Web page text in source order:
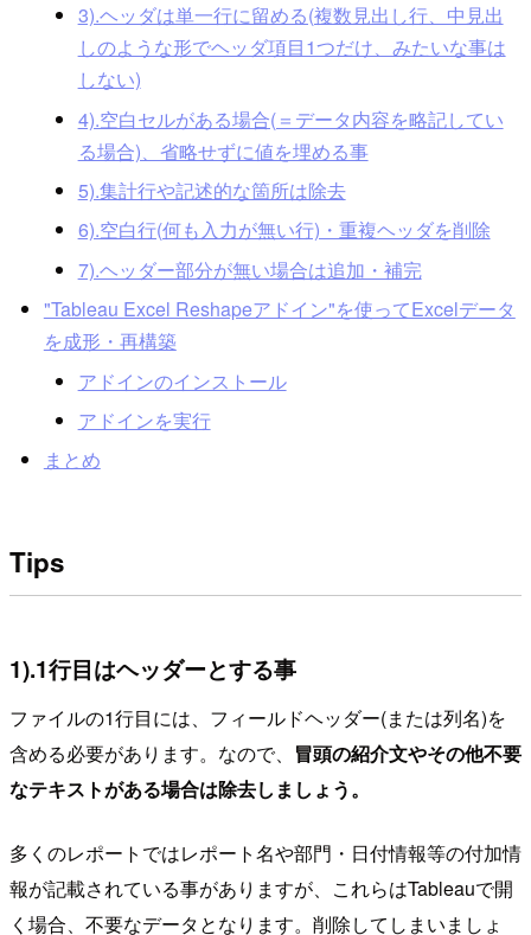
3).ヘッダは単一行に留める(複数見出し行、中見出
しのような形でヘッダ項目1つだけ、みたいな事は
しない)
4).空白セルがある場合(＝データ内容を略記してい
る場合)、省略せずに値を埋める事
5).集計行や記述的な箇所は除去
6).空白行(何も入力が無い行)・重複ヘッダを削除
7).ヘッダー部分が無い場合は追加・補完
"Tableau Excel Reshapeアドイン"を使ってExcelデータ
を成形・再構築
アドインのインストール
アドインを実行
まとめ
Tips
1).1行目はヘッダーとする事
ファイルの1行目には、フィールドヘッダー(または列名)を
含める必要があります。なので、 冒頭の紹介文やその他不要
なテキストがある場合は除去しましょう。
多くのレポートではレポート名や部門・日付情報等の付加情
報が記載されている事がありますが、これらはTableauで開
く場合、不要なデータとなります。削除してしまいましょ